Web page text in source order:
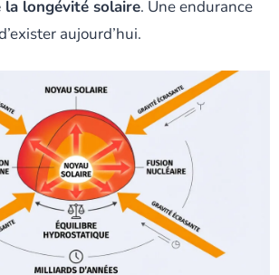
la longévité solaire. Une endurance
aujourd’hui.